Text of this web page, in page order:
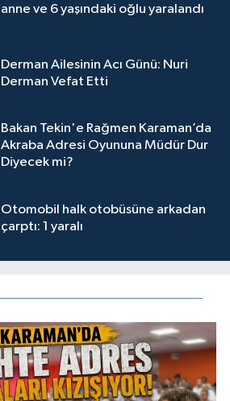
anne ve 6 yaşındaki oğlu yaralandı
Derman Ailesinin Acı Günü: Nuri
Derman Vefat Etti
Bakan Tekin'e Rağmen Karaman’da
Akraba Adresi Oyununa Müdür Dur
Diyecek mi?
Otomobil halk otobüsüne arkadan
çarptı: 1 yaralı